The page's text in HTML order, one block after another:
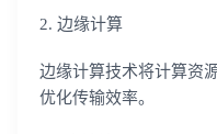
2. 边缘计算
边缘计算技术将计算资
优化传输效率。